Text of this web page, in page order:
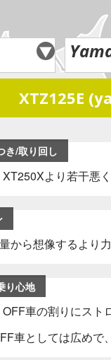
XTZ125E
き/取り回し
より若干悪
から想像するより
り心地
車の割りにスト
車としては広めで